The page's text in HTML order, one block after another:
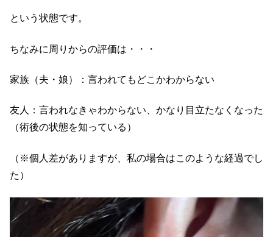
という状態です。
ちなみに周りからの評価は・・・
家族（夫・娘）：言われてもどこかわからない
友人：言われなきゃわからない、かなり目立たなくなった
（術後の状態を知っている）
（※個人差がありますが、私の場合はこのような経過でし
た）